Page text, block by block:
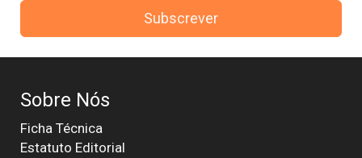
Subscrever
Sobre Nós
Ficha Técnica
Estatuto Editorial